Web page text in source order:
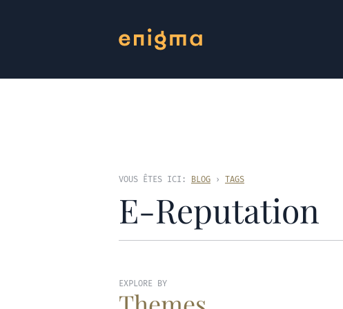
VOUS ÊTES ICI: BLOG › TAGS
E-Reputation
EXPLORE BY